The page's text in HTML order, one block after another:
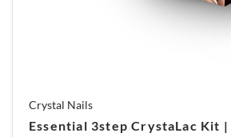
Crystal Nails
Essential 3step CrystaLac Kit